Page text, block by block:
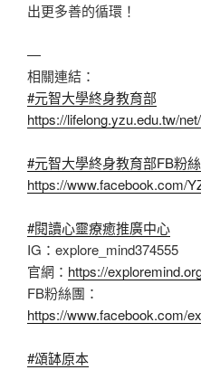
出更多善的循環！
—
相關連結：
#元智大學終身教育部
https://lifelong.yzu.edu.tw/net/
#元智大學終身教育部FB粉
https://www.facebook.com/
#閱讀心靈療癒推廣中心
IG：explore_mind374555
官網： https://
FB粉絲團：
https://www.facebook.com/
#頌缽原本